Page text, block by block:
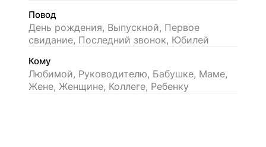
Повод
День рождения, Выпускной, Первое
свидание, Последний звонок, Юбилей
Кому
Любимой, Руководителю, Бабушке, Маме,
Жене, Женщине, Коллеге, Ребенку